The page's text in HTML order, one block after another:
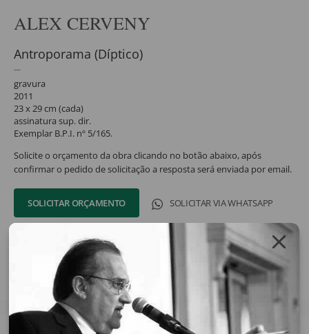
ALEX CERVENY
Antroporama (Díptico)
gravura
2011
23 x 29 cm (cada)
assinatura sup. dir.
Exemplar B.P.I. nº 5/165.
Solicite o orçamento da obra clicando no botão abaixo, após
confirmar o pedido de solicitação a resposta será enviada por email.
SOLICITAR ORÇAMENTO SOLICITAR VIA WHATSAPP